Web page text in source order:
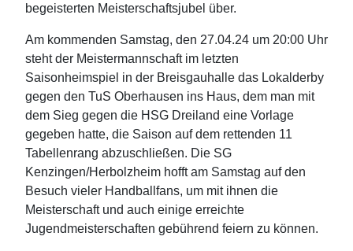
begeisterten Meisterschaftsjubel über.
Am kommenden Samstag, den 27.04.24 um 20:00 Uhr
steht der Meistermannschaft im letzten
Saisonheimspiel in der Breisgauhalle das Lokalderby
gegen den TuS Oberhausen ins Haus, dem man mit
dem Sieg gegen die HSG Dreiland eine Vorlage
gegeben hatte, die Saison auf dem rettenden 11
Tabellenrang abzuschließen. Die SG
Kenzingen/Herbolzheim hofft am Samstag auf den
Besuch vieler Handballfans, um mit ihnen die
Meisterschaft und auch einige erreichte
Jugendmeisterschaften gebührend feiern zu können.